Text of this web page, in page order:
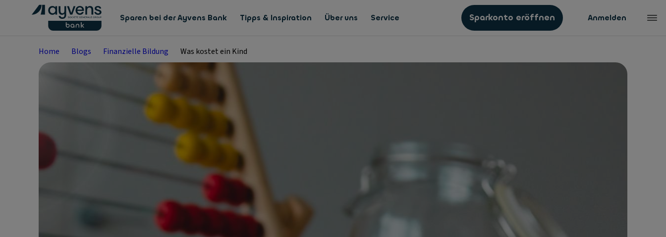
Sparen bei der Ayvens Bank Tipps & Inspiration Über uns Service Sparkonto eröffnen Anmelden
Home Blogs Finanzielle Bildung Was kostet ein Kind